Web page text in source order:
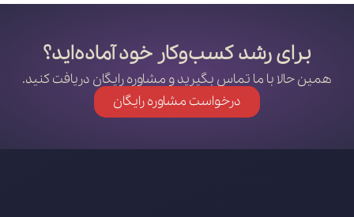
برای رشد کسب‌وکار خود آماده‌اید؟
همین حالا با ما تماس بگیرید و مشاوره رایگان دریافت کنید.
درخواست مشاوره رایگان